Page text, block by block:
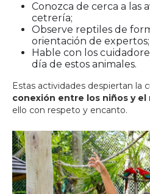
Conozca de cerca a las
cetrería;
Observe reptiles de
orientación de expertos;
Hable con los
día de estos animales.
Estas actividades despiertan la
conexión entre los niños y
ello con respeto y encanto.